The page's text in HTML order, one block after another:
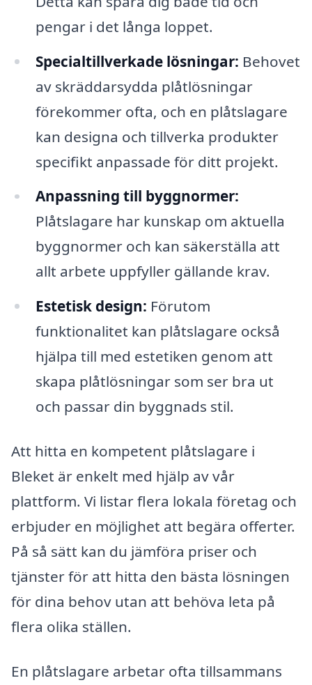
pengar i det långa loppet.
Specialtillverkade lösningar: Behovet
av skräddarsydda plåtlösningar
förekommer ofta, och en plåtslagare
kan designa och tillverka produkter
specifikt anpassade för ditt projekt.
Anpassning till byggnormer:
Plåtslagare har kunskap om aktuella
byggnormer och kan säkerställa att
allt arbete uppfyller gällande krav.
Estetisk design: Förutom
funktionalitet kan plåtslagare också
hjälpa till med estetiken genom att
skapa plåtlösningar som ser bra ut
och passar din byggnads stil.
Att hitta en kompetent plåtslagare i
Bleket är enkelt med hjälp av vår
plattform. Vi listar flera lokala företag och
erbjuder en möjlighet att begära offerter.
På så sätt kan du jämföra priser och
tjänster för att hitta den bästa lösningen
för dina behov utan att behöva leta på
flera olika ställen.
En plåtslagare arbetar ofta tillsammans